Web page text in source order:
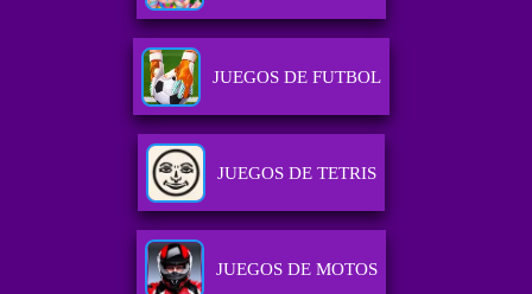
JUEGOS DE FUTBOL
JUEGOS DE TETRIS
JUEGOS DE MOTOS